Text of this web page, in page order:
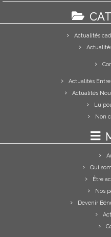
Actualités
Actualités
Actualités
Lu
Non
Qui
Être
Nos
Devenir